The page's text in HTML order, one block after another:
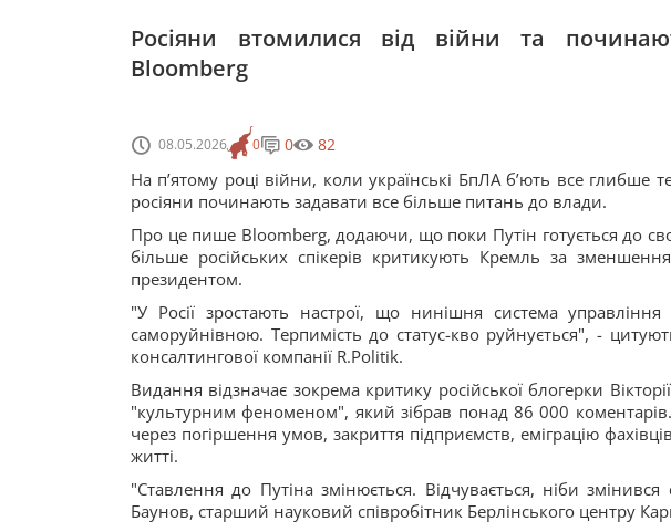
Росіяни втомилися від війни та
Bloomberg
08.05.2026 0 0 82
На пʼятому році війни, коли українські БпЛА бʼють все
росіяни починають задавати все більше питань до влади.
Про це пише Bloomberg, додаючи, що поки Путін готується до
більше російських спікерів критикують Кремль за
президентом.
"У Росії зростають настрої, що нинішня система
саморуйнівною. Терпимість до статус-кво руйнується", -
консалтингової компанії R.Politik.
Видання відзначає зокрема критику російської блогерки
"культурним феноменом", який зібрав понад 86 000
через погіршення умов, закриття підприємств, еміграцію
житті.
"Ставлення до Путіна змінюється. Відчувається, ніби
Баунов, старший науковий співробітник Берлінського центру